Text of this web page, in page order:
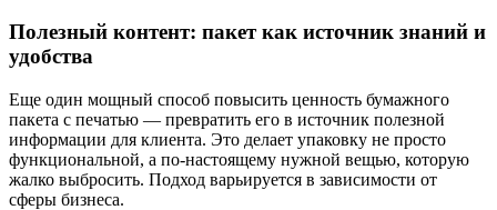
Полезный контент: пакет как источник знаний и
удобства
Еще один мощный способ повысить ценность бумажного
пакета с печатью — превратить его в источник полезной
информации для клиента. Это делает упаковку не просто
функциональной, а по-настоящему нужной вещью, которую
жалко выбросить. Подход варьируется в зависимости от
сферы бизнеса.